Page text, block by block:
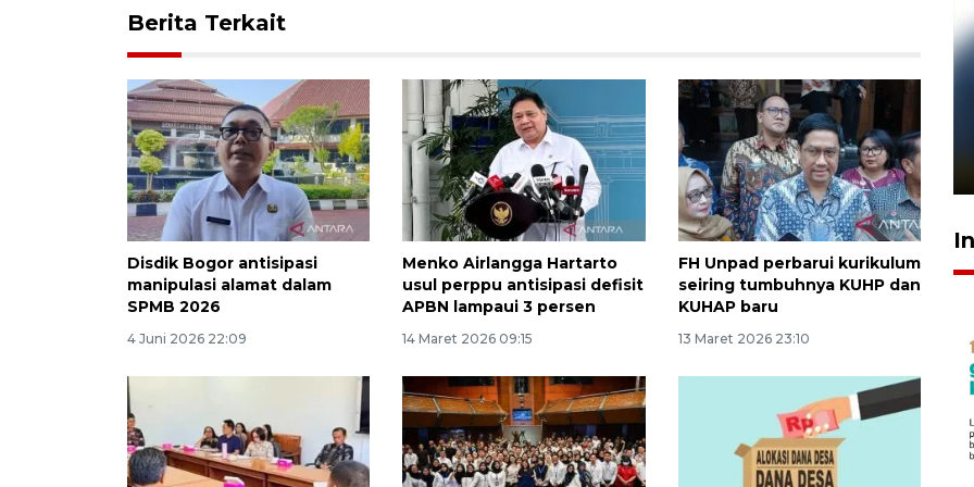
Berita Terkait
Disdik Bogor antisipasi
manipulasi alamat dalam
SPMB 2026
4 Juni 2026 22:09
Menko Airlangga Hartarto
usul perppu antisipasi defisit
APBN lampaui 3 persen
14 Maret 2026 09:15
FH Unpad perbarui kurikulum
seiring tumbuhnya KUHP dan
KUHAP baru
13 Maret 2026 23:10
Pelanggan Filaha Farm setia
sampai 8 tahan?
1 Juni 2026 05:47